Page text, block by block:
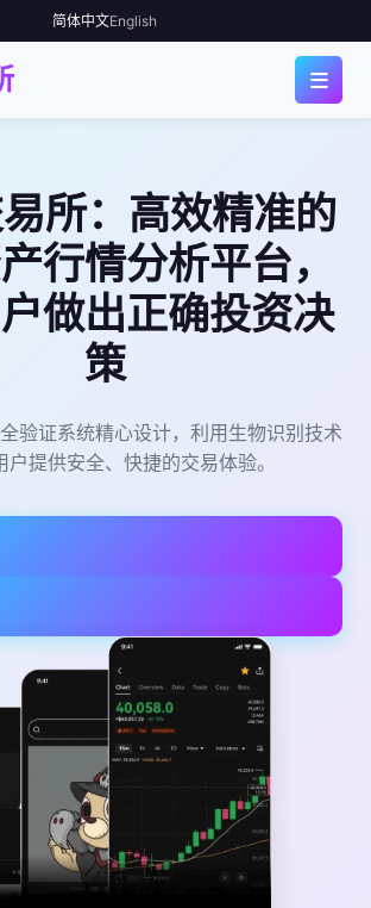
简体中文English
≡
应用下载
为何选择
行情中心
所：高效精准的
行情分析平台，
做出正确投资决
策
验证系统精心设计，利用生物识别技术
户提供安全、快捷的交易体验。